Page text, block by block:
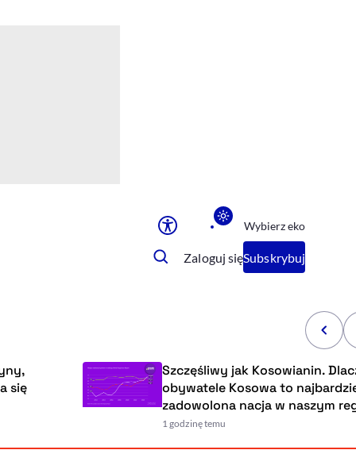
Wybierz eko
Zaloguj sięSubskrybuj
Szczęśliwy jak Kosowianin. Dlaczego
obywatele Kosowa to najbardziej
zadowolona nacja w naszym
1 godzinę temu